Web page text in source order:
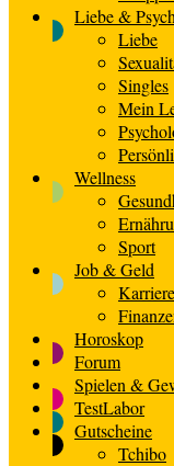
Liebe &
Liebe
Singles
Mein
Wellness
Sport
Job & Geld
Karriere
Horoskop
Forum
Spielen &
TestLabor
Gutscheine
Tchibo